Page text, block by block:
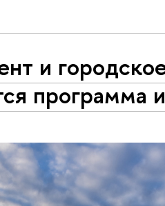
и
программа